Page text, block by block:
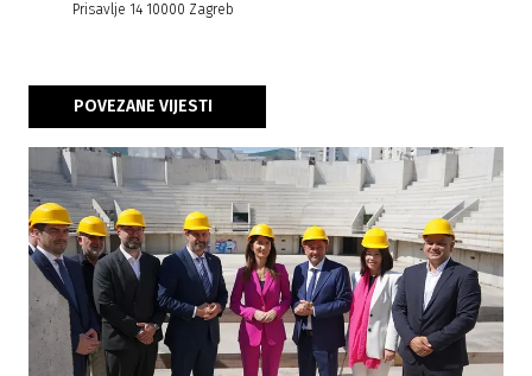
Prisavlje 14 10000 Zagreb
POVEZANE VIJESTI